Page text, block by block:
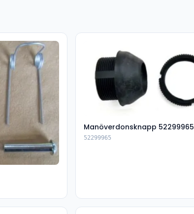
Manöverdonsknapp 52299965
52299965